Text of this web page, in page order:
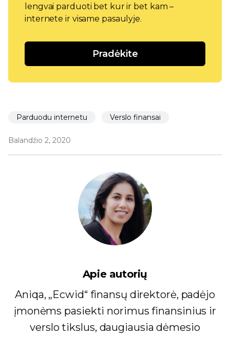
lengvai parduoti bet kur ir bet kam –
internete ir visame pasaulyje.
Pradėkite
Parduodu internetu Verslo finansai
Balandžio 2, 2020
Apie autorių
Aniqa, „Ecwid“ finansų direktorė, padėjo
įmonėms pasiekti norimus finansinius ir
verslo tikslus, daugiausia dėmesio